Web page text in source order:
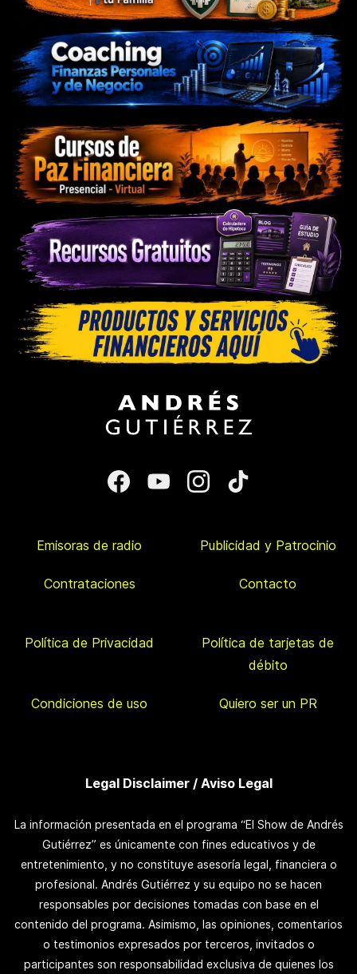
Emisoras de radio Publicidad y Patrocinio
Contrataciones Contacto
Política de Privacidad
Política de tarjetas de
débito
Condiciones de uso Quiero ser un PR
Legal Disclaimer / Aviso Legal
La información presentada en el programa “El Show de Andrés
Gutiérrez” es únicamente con fines educativos y de
entretenimiento, y no constituye asesoría legal, financiera o
profesional. Andrés Gutiérrez y su equipo no se hacen
responsables por decisiones tomadas con base en el
contenido del programa. Asimismo, las opiniones, comentarios
o testimonios expresados por terceros, invitados o
participantes son responsabilidad exclusiva de quienes los